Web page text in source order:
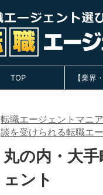
TOP 【業界
転職エージェントマニ
談を受けられる転職エ
丸の内・大
ェント